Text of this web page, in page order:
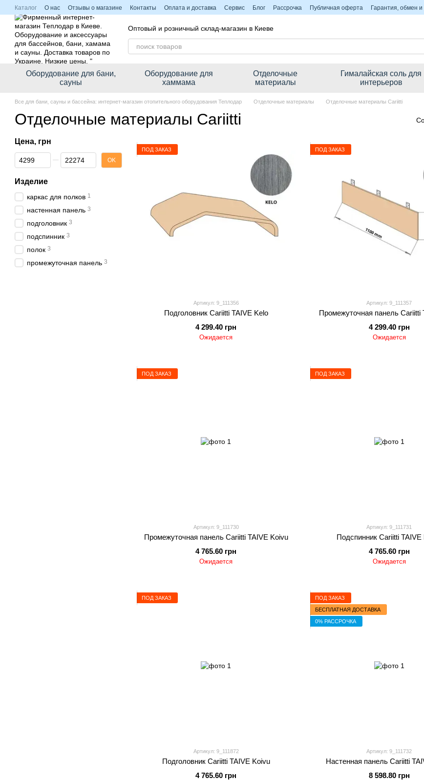
Перейти к основному контенту
Каталог О нас Отзывы о магазине Контакты Оплата и доставка Сервис Блог Рассрочка Публичная оферта
Гарантия, обмен и
Политика конфиденциальности
Оптовый и розничный склад-магазин в Киеве
Оборудование для бани,
сауны
Оборудование для
хаммама
Отделочные
материалы
Гималайская соль для
интерьеров
Все для бани, сауны и бассейна: интернет-магазин отопительного оборудования Теплодар Отделочные материалы Отделочные материалы Cariitti
Отделочные материалы Cariitti
ПОД ЗАКАЗ
Артикул: 9_111356
Подголовник Cariitti TAIVE Kelo
4 299.40 грн
Ожидается
ПОД ЗАКАЗ
Артикул: 9_111357
Промежуточная панель Cariitti
4 299.40 грн
Ожидается
ПОД ЗАКАЗ
Артикул: 9_111730
Промежуточная панель Cariitti TAIVE Koivu
4 765.60 грн
Ожидается
ПОД ЗАКАЗ
Артикул: 9_111731
Подспинник Cariitti TAIVE
4 765.60 грн
Ожидается
ПОД ЗАКАЗ
Артикул: 9_111872
Подголовник Cariitti TAIVE Koivu
4 765.60 грн
ПОД ЗАКАЗ
БЕСПЛАТНАЯ ДОСТАВКА
0% РАССРОЧКА
Артикул: 9_111732
Настенная панель Cariitti
8 598.80 грн
Цена, грн
От Цена, грн
До Цена, грн OK
Изделие
каркас для полков 1
настенная панель 3
подголовник 3
подспинник 3
полок 3
промежуточная панель 3